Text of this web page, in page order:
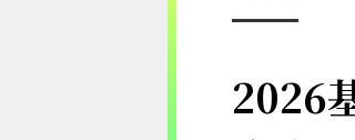
2026